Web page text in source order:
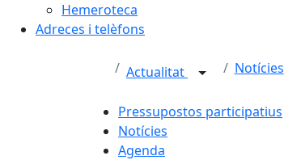
Hemeroteca
Adreces i telèfons
Actualitat Notícies
Pressupostos participatius
Notícies
Agenda